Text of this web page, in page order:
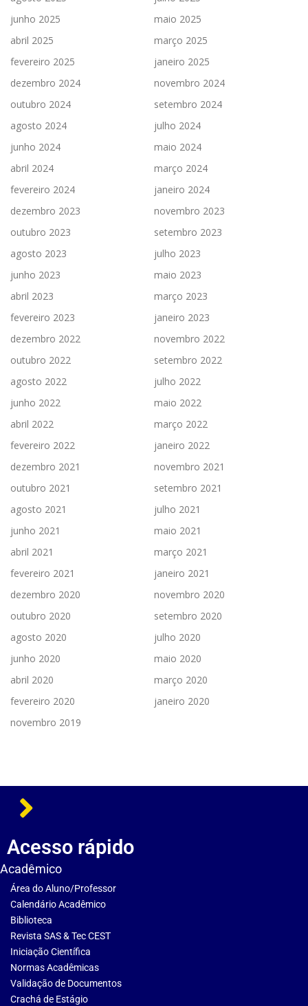
junho 2025
maio 2025
abril 2025
março 2025
fevereiro 2025
janeiro 2025
dezembro 2024
novembro 2024
outubro 2024
setembro 2024
agosto 2024
julho 2024
junho 2024
maio 2024
abril 2024
março 2024
fevereiro 2024
janeiro 2024
dezembro 2023
novembro 2023
outubro 2023
setembro 2023
agosto 2023
julho 2023
junho 2023
maio 2023
abril 2023
março 2023
fevereiro 2023
janeiro 2023
dezembro 2022
novembro 2022
outubro 2022
setembro 2022
agosto 2022
julho 2022
junho 2022
maio 2022
abril 2022
março 2022
fevereiro 2022
janeiro 2022
dezembro 2021
novembro 2021
outubro 2021
setembro 2021
agosto 2021
julho 2021
junho 2021
maio 2021
abril 2021
março 2021
fevereiro 2021
janeiro 2021
dezembro 2020
novembro 2020
outubro 2020
setembro 2020
agosto 2020
julho 2020
junho 2020
maio 2020
abril 2020
março 2020
fevereiro 2020
janeiro 2020
novembro 2019
Acesso rápido
Acadêmico
Área do Aluno/Professor
Calendário Acadêmico
Biblioteca
Revista SAS & Tec CEST
Iniciação Científica
Normas Acadêmicas
Validação de Documentos
Crachá de Estágio